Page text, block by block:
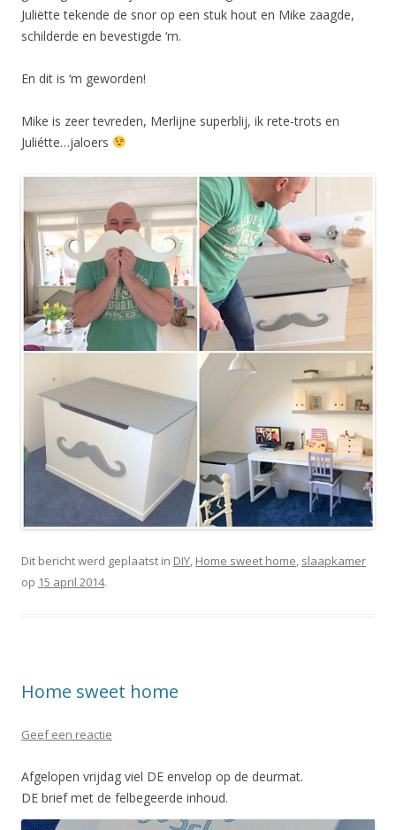
Juliëtte tekende de snor op een stuk hout en Mike zaagde,
schilderde en bevestigde ‘m.
En dit is ‘m geworden!
Mike is zeer tevreden, Merlijne superblij, ik rete-trots en
Juliétte…jaloers
Dit bericht werd geplaatst in DIY, Home sweet home, slaapkamer
op 15 april 2014.
Home sweet home
Geef een reactie
Afgelopen vrijdag viel DE envelop op de deurmat.
DE brief met de felbegeerde inhoud.